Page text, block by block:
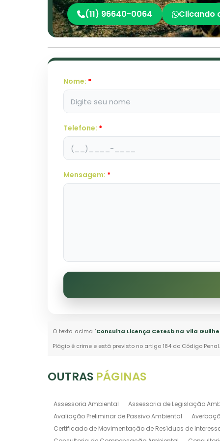
(11) 96640-0064 Clicando
Nome: *
Telefone: *
Mensagem: *
O texto acima "Consulta Licença Cetesb na Vila
Plágio é crime e está previsto no artigo 184 do Código
OUTRAS PÁGINAS
Assessoria Ambiental Assessoria de Legislação
Avaliação Preliminar de Passivo Ambiental
Certificado de Movimentação de Resíduos de